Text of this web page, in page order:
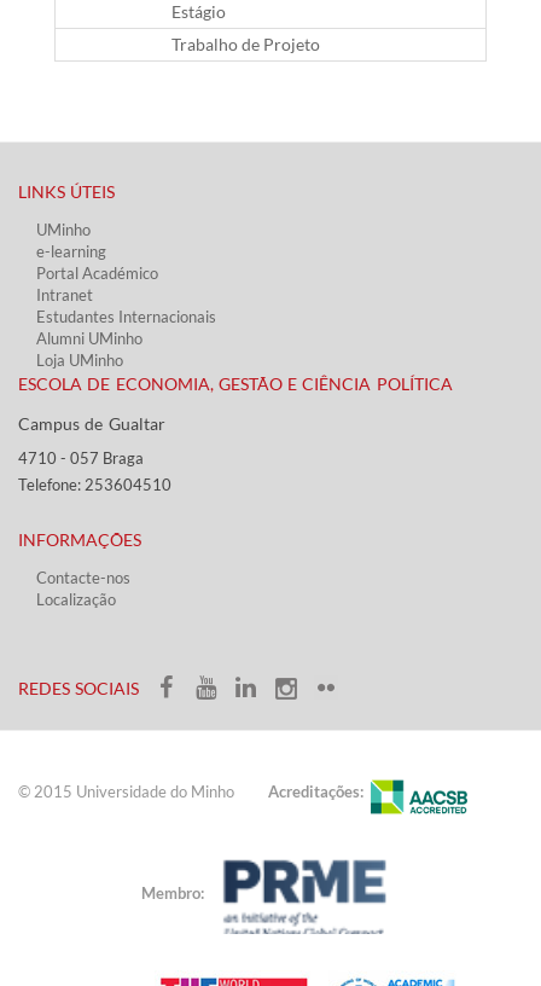
Estágio
Trabalho de Projeto
LINKS ÚTEIS​
UMinho
e-learning
Portal Académico
Intranet
Estudantes Inter​​nacionais
Alumni UMinho
Loja UMinho
ESCOLA DE ECONOMIA, GESTÃO E CIÊNCIA POLÍTICA
Campus de Gualtar ​​
4710 - ​057 Braga
Telefone: 253604510​​
INFORMAÇÕES
Contacte-nos
Localização
​REDES SOCIAIS​​
© 2015 Universidade do ​Minho​​​ Acreditações:
Membro: